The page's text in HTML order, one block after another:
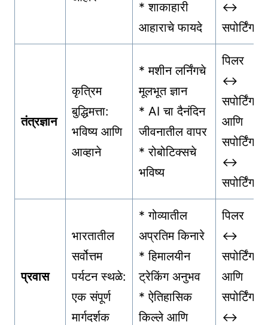
* शाकाहारी
आहाराचे फायदे
↔
सपोर्टिंग
तंत्रज्ञान
कृत्रिम
बुद्धिमत्ता:
भविष्य आणि
आव्हाने
* मशीन लर्निंगचे
मूलभूत ज्ञान
* AI चा दैनंदिन
जीवनातील वापर
* रोबोटिक्सचे
भविष्य
पिलर
↔
सपोर्टिंग
आणि
सपोर्टिंग
↔
सपोर्टिंग
प्रवास
भारतातील
सर्वोत्तम
पर्यटन स्थळे:
एक संपूर्ण
मार्गदर्शक
* गोव्यातील
अप्रतिम किनारे
* हिमालयीन
ट्रेकिंग अनुभव
* ऐतिहासिक
किल्ले आणि
पिलर
↔
सपोर्टिंग
आणि
सपोर्टिंग
↔